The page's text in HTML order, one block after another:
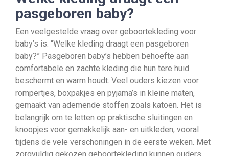
pasgeboren baby?
Een veelgestelde vraag over geboortekleding voor
baby’s is: “Welke kleding draagt een pasgeboren
baby?” Pasgeboren baby’s hebben behoefte aan
comfortabele en zachte kleding die hun tere huid
beschermt en warm houdt. Veel ouders kiezen voor
rompertjes, boxpakjes en pyjama’s in kleine maten,
gemaakt van ademende stoffen zoals katoen. Het is
belangrijk om te letten op praktische sluitingen en
knoopjes voor gemakkelijk aan- en uitkleden, vooral
tijdens de vele verschoningen in de eerste weken. Met